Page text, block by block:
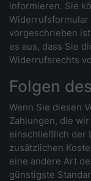
informieren. Sie
vorgeschrieben
es aus, dass Sie
Widerrufsrechts
Folgen
Wenn Sie diesen
Zahlungen, die
einschließlich der
zusätzlichen
eine andere Art
günstigste